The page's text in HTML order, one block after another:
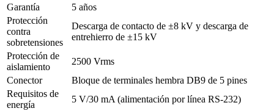
Garantía
5 años
Protección
contra
sobretensiones
Descarga de contacto de ±8 kV y descarga de
entrehierro de ±15 kV
Protección de
aislamiento
2500 Vrms
Conector
Bloque de terminales hembra DB9 de 5 pines
Requisitos de
energía
5 V/30 mA (alimentación por línea RS-232)